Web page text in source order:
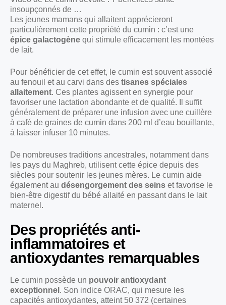
insoupçonnés de …
Les jeunes mamans qui allaitent apprécieront
particulièrement cette propriété du cumin : c’est une
épice galactogène qui stimule efficacement les montées
de lait.
Pour bénéficier de cet effet, le cumin est souvent associé
au fenouil et au carvi dans des tisanes spéciales
allaitement. Ces plantes agissent en synergie pour
favoriser une lactation abondante et de qualité. Il suffit
généralement de préparer une infusion avec une cuillère
à café de graines de cumin dans 200 ml d’eau bouillante,
à laisser infuser 10 minutes.
De nombreuses traditions ancestrales, notamment dans
les pays du Maghreb, utilisent cette épice depuis des
siècles pour soutenir les jeunes mères. Le cumin aide
également au désengorgement des seins et favorise le
bien-être digestif du bébé allaité en passant dans le lait
maternel.
Des propriétés anti-
inflammatoires et
antioxydantes remarquables
Le cumin possède un pouvoir antioxydant
exceptionnel . Son indice ORAC, qui mesure les
capacités antioxydantes, atteint 50 372 (certaines